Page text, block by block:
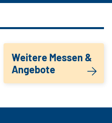
Weitere Messen &
Angebote